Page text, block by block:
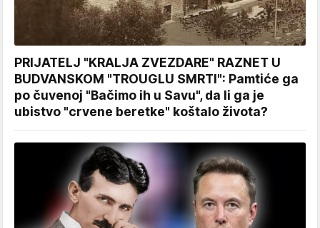
PRIJATELJ "KRALJA ZVEZDARE" RAZNET U
BUDVANSKOM "TROUGLU SMRTI": Pamtiće ga
po čuvenoj "Bačimo ih u Savu", da li ga je
ubistvo "crvene beretke" koštalo života?